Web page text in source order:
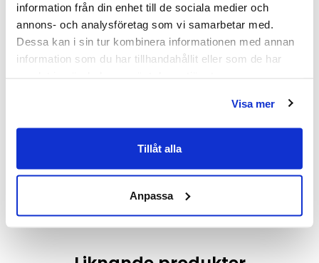
information från din enhet till de sociala medier och
annons- och analysföretag som vi samarbetar med.
Dessa kan i sin tur kombinera informationen med annan
information som du har tillhandahållit eller som de har
Visa mer
Tillåt alla
Anpassa
HAVEN-Skotselrad.pdf( 287.02 KB)
Väggskåp
Badrumsmöbler /Badrumsskåp